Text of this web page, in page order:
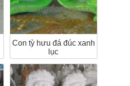
Con tỳ hưu đá đúc xanh
lục